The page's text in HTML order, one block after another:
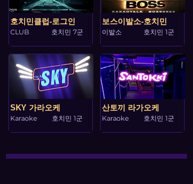
호치민클럽-로그인
CLUB 호치민 7군
SKY 가라오케
Karaoke 호치민 1군
보스이발소-호치민
이발소 호치민 1군
산토끼 라가오케
Karaoke 호치민 1군